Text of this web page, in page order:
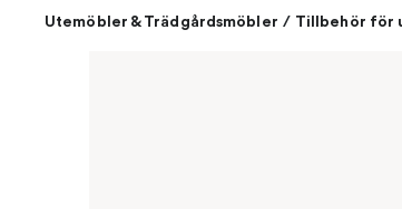
Utemöbler & Trädgårdsmöbler / Tillbehör för